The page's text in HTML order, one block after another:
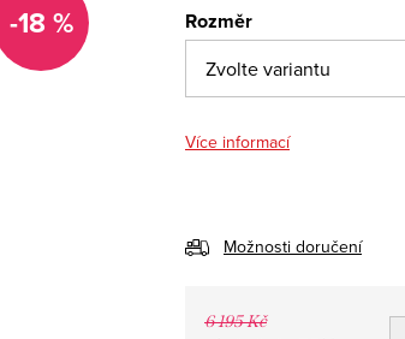
-18 % Rozměr
Více informací
Možnosti doručení
6 195 Kč